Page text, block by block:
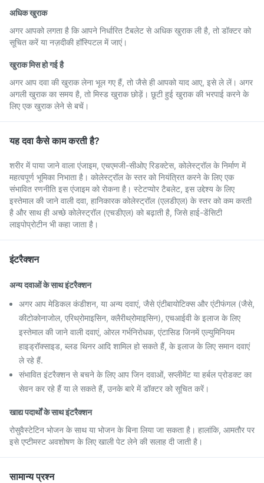
अधिक खुराक
अगर आपको लगता है कि आपने निर्धारित टैबलेट से अधिक खुराक ली है, तो डॉक्टर को
सूचित करें या नज़दीकी हॉस्पिटल में जाएं।
खुराक मिस हो गई है
अगर आप दवा की खुराक लेना भूल गए हैं, तो जैसे ही आपको याद आए, इसे ले लें। अगर
अगली खुराक का समय है, तो मिस्ड खुराक छोड़ें। छूटी हुई खुराक की भरपाई करने के
लिए एक खुराक लेने से बचें।
यह दवा कैसे काम करती है?
शरीर में पाया जाने वाला एंजाइम, एचएमजी-सीओए रिडक्टेस, कोलेस्ट्रॉल के निर्माण में
महत्वपूर्ण भूमिका निभाता है। कोलेस्ट्रॉल के स्तर को नियंत्रित करने के लिए एक
संभावित रणनीति इस एंजाइम को रोकना है। स्टेटप्योर टैबलेट, इस उद्देश्य के लिए
इस्तेमाल की जाने वाली दवा, हानिकारक कोलेस्ट्रॉल (एलडीएल) के स्तर को कम करती
है और साथ ही अच्छे कोलेस्ट्रॉल (एचडीएल) को बढ़ाती है, जिसे हाई-डेंसिटी
लाइपोप्रोटीन भी कहा जाता है।
इंटरैक्शन
अन्य दवाओं के साथ इंटरैक्शन
अगर आप मेडिकल कंडीशन, या अन्य दवाएं, जैसे एंटीबायोटिक्स और एंटीफंगल (जैसे,
कीटोकोनाजोल, एरिथ्रोमाइसिन, क्लैरीथ्रोमाइसिन), एचआईवी के इलाज के लिए
इस्तेमाल की जाने वाली दवाएं, ओरल गर्भनिरोधक, एंटासिड जिनमें एल्युमिनियम
हाइड्रॉक्साइड, ब्लड थिनर आदि शामिल हो सकते हैं, के इलाज के लिए समान दवाएं
ले रहे हैं.
संभावित इंटरैक्शन से बचने के लिए आप जिन दवाओं, सप्लीमेंट या हर्बल प्रोडक्ट का
सेवन कर रहे हैं या ले सकते हैं, उनके बारे में डॉक्टर को सूचित करें।
खाद्य पदार्थों के साथ इंटरैक्शन
रोसुवैस्टेटिन भोजन के साथ या भोजन के बिना लिया जा सकता है। हालांकि, आमतौर पर
इसे एप्टीमस्ट अवशोषण के लिए खाली पेट लेने की सलाह दी जाती है।
सामान्य प्रश्न